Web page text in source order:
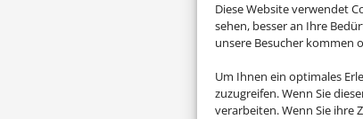
Diese Website verwendet
sehen, besser an Ihre
unsere Besucher kommen
Um Ihnen ein optimales
zuzugreifen. Wenn Sie
verarbeiten. Wenn Sie